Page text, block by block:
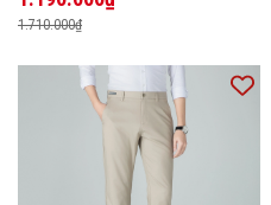
1.710.000₫